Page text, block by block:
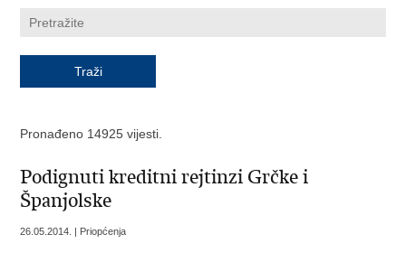
Pronađeno 14925 vijesti.
Podignuti kreditni rejtinzi Grčke i
Španjolske
26.05.2014. | Priopćenja